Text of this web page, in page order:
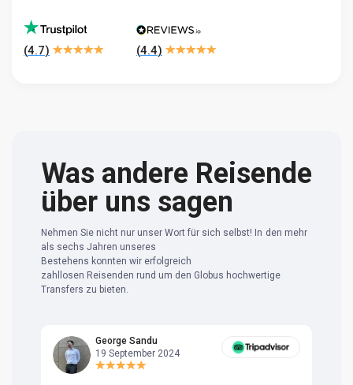
(4.7) (4.4)
Was andere Reisende
über uns sagen
Nehmen Sie nicht nur unser Wort für sich selbst! In den mehr
als sechs Jahren unseres
Bestehens konnten wir erfolgreich
zahllosen Reisenden rund um den Globus hochwertige
Transfers zu bieten.
George Sandu
19 September 2024